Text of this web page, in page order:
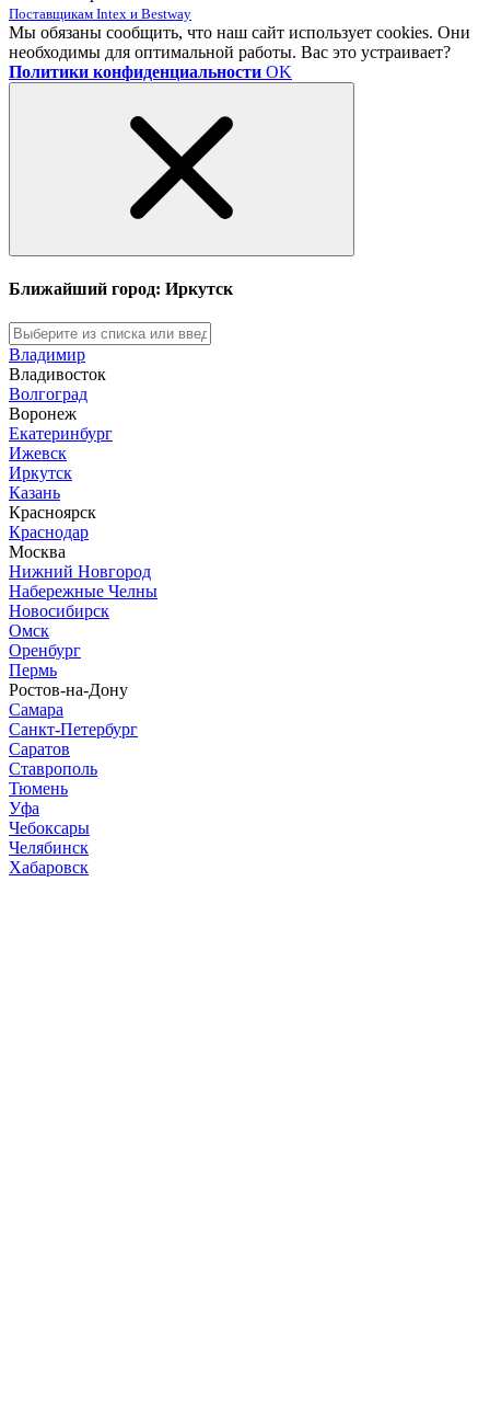
Поставщикам Intex и Bestway
Мы обязаны сообщить, что наш сайт использует cookies. Они
необходимы для оптимальной работы. Вас это устраивает?
Политики конфиденциальности OK
Ближайший город: Иркутск
Владимир
Владивосток
Волгоград
Воронеж
Екатеринбург
Ижевск
Иркутск
Казань
Красноярск
Краснодар
Москва
Нижний Новгород
Набережные Челны
Новосибирск
Омск
Оренбург
Пермь
Ростов-на-Дону
Самара
Санкт-Петербург
Саратов
Ставрополь
Тюмень
Уфа
Чебоксары
Челябинск
Хабаровск